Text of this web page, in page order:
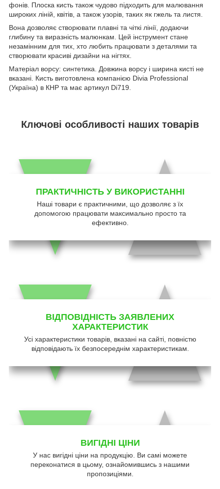
фонів. Плоска кисть також чудово підходить для малювання
широких ліній, квітів, а також узорів, таких як гжель та листя.
Вона дозволяє створювати плавні та чіткі лінії, додаючи
глибину та виразність малюнкам. Цей інструмент стане
незамінним для тих, хто любить працювати з деталями та
створювати красиві дизайни на нігтях.
Матеріал ворсу: синтетика. Довжина ворсу і ширина кисті не
вказані. Кисть виготовлена компанією Divia Professional
(Україна) в КНР та має артикул Di719.
Ключові особливості наших товарів
ПРАКТИЧНІСТЬ У ВИКОРИСТАННІ
Наші товари є практичними, що дозволяє з їх
допомогою працювати максимально просто та
ефективно.
ВІДПОВІДНІСТЬ ЗАЯВЛЕНИХ
ХАРАКТЕРИСТИК
Усі характеристики товарів, вказані на сайті, повністю
відповідають їх безпосереднім характеристикам.
ВИГІДНІ ЦІНИ
У нас вигідні ціни на продукцію. Ви самі можете
переконатися в цьому, ознайомившись з нашими
пропозиціями.